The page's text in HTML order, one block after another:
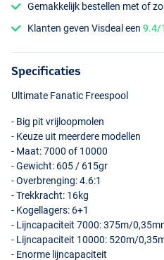
Gemakkelijk bestellen met of
Klanten geven Visdeal een9.4/
Specificaties
Ultimate Fanatic Freespool
- Big pit vrijloopmolen
- Keuze uit meerdere modellen
- Maat: 7000 of 10000
- Gewicht: 605 / 615gr
- Overbrenging: 4.6:1
- Trekkracht: 16kg
- Kogellagers: 6+1
- Lijncapaciteit 7000: 375m/
- Lijncapaciteit 10000: 520m/
- Enorme lijncapaciteit